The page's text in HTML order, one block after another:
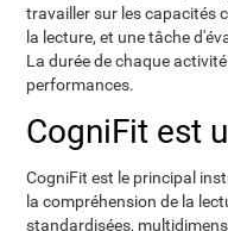
travailler sur les capacités
la lecture, et une tâche
La durée de chaque
performances.
CogniFit est
CogniFit est le principal
la compréhension de la
standardisées,